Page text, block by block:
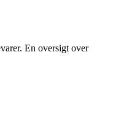
En oversigt over